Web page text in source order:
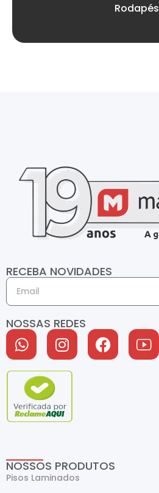
Rodapés
RECEBA NOVIDADES
NOSSAS REDES
NOSSOS PRODUTOS
Pisos Laminados